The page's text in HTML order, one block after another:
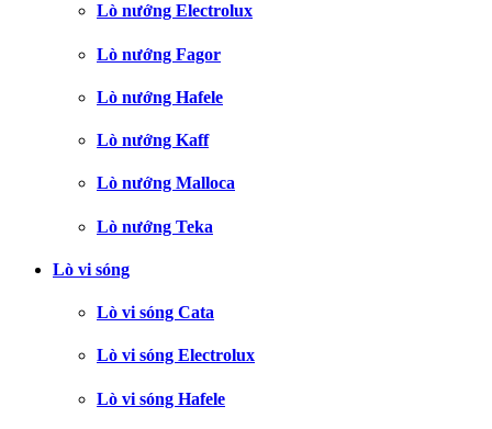
Lò nướng Electrolux
Lò nướng Fagor
Lò nướng Hafele
Lò nướng Kaff
Lò nướng Malloca
Lò nướng Teka
Lò vi sóng
Lò vi sóng Cata
Lò vi sóng Electrolux
Lò vi sóng Hafele